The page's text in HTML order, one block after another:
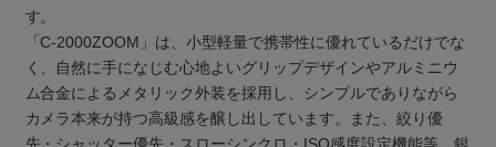
す。
「C-2000ZOOM」は、小型軽量で携帯性に優れているだけでな
く、自然に手になじむ心地よいグリップデザインやアルミニウ
ム合金によるメタリック外装を採用し、シンプルでありながら
カメラ本来が持つ高級感を醸し出しています。また、絞り優